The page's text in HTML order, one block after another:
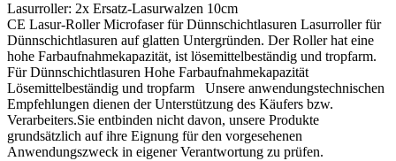
Lasurroller: 2x Ersatz-Lasurwalzen 10cm
CE Lasur-Roller Microfaser für Dünnschichtlasuren Lasurroller für
Dünnschichtlasuren auf glatten Untergründen. Der Roller hat eine
hohe Farbaufnahmekapazität, ist lösemittelbeständig und tropfarm.
Für Dünnschichtlasuren Hohe Farbaufnahmekapazität
Lösemittelbeständig und tropfarm Unsere anwendungstechnischen
Empfehlungen dienen der Unterstützung des Käufers bzw.
Verarbeiters.Sie entbinden nicht davon, unsere Produkte
grundsätzlich auf ihre Eignung für den vorgesehenen
Anwendungszweck in eigener Verantwortung zu prüfen.